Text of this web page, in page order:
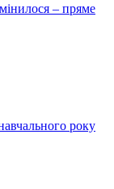
– пряме
року